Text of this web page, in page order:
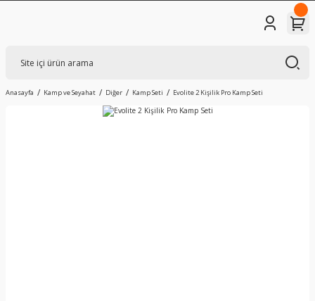
Anasayfa Kamp ve Seyahat Diğer Kamp Seti Evolite 2 Kişilik Pro Kamp Seti